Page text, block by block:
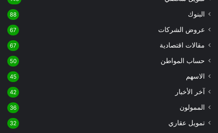
البنوك 88
عروض الشركات 67
مقالات اقتصادية 67
حساب المواطن 50
الاسهم 45
آخر الأخبار 42
الممولون 36
تمويل عقاري 32